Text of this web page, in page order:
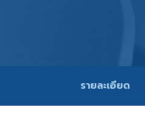
รายละเอียด